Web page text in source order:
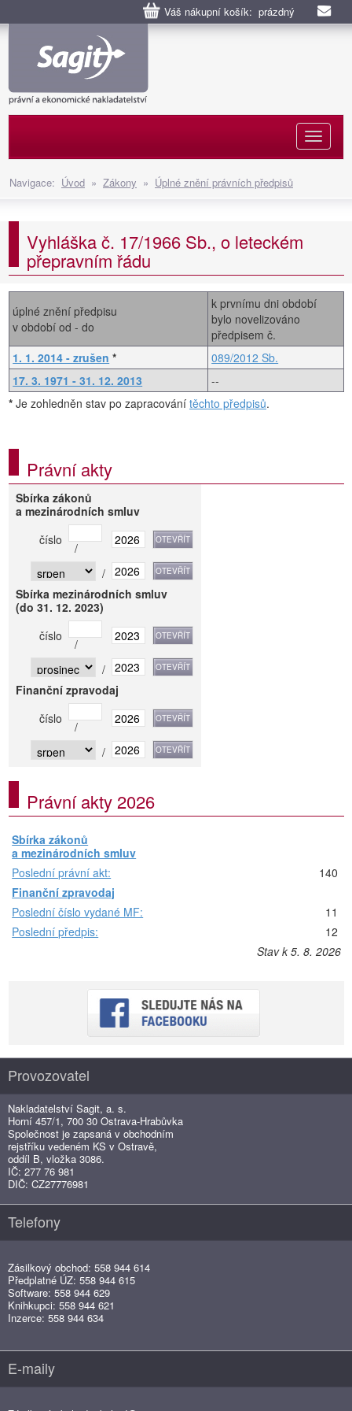
Váš nákupní košík: prázdný
Navigace: Úvod » Zákony » Úplné znění právních předpisů
Vyhláška č. 17/1966 Sb., o leteckém
přepravním řádu
úplné znění předpisu
v období od - do
k prvnímu dni období
bylo novelizováno
předpisem č.
1. 1. 2014 - zrušen *
089/2012 Sb.
17. 3. 1971 - 31. 12. 2013
--
* Je zohledněn stav po zapracování těchto předpisů.
Právní akty
Sbírka zákonů
a mezinárodních smluv
číslo
/
/
Sbírka mezinárodních smluv
(do 31. 12. 2023)
číslo
/
/
Finanční zpravodaj
číslo
/
/
Právní akty 2026
Sbírka zákonů
a mezinárodních smluv
Poslední právní akt:
140
Finanční zpravodaj
Poslední číslo vydané MF:
11
Poslední předpis:
12
Stav k 5. 8. 2026
Provozovatel
Nakladatelství Sagit, a. s.
Horní 457/1, 700 30 Ostrava-Hrabůvka
Společnost je zapsaná v obchodním
rejstříku vedeném KS v Ostravě,
oddíl B, vložka 3086.
IČ: 277 76 981
DIČ: CZ27776981
Telefony
Zásilkový obchod: 558 944 614
Předplatné ÚZ: 558 944 615
Software: 558 944 629
Knihkupci: 558 944 621
Inzerce: 558 944 634
E-maily